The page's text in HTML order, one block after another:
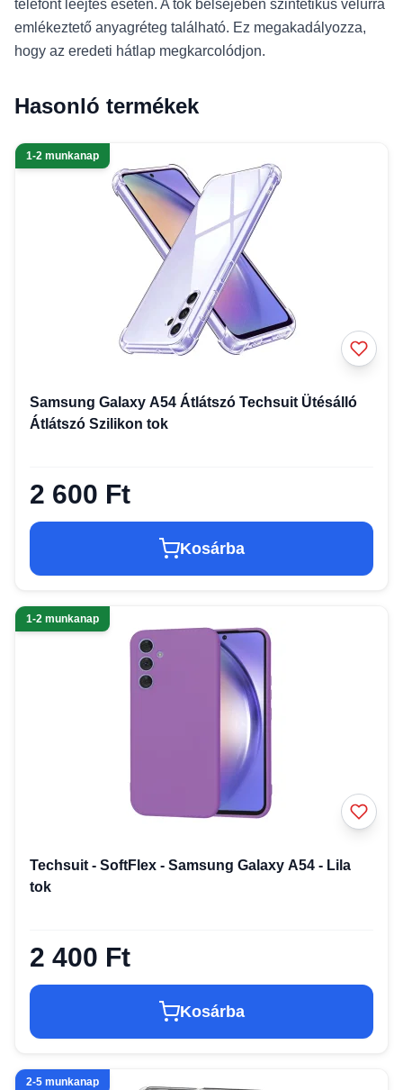
telefont leejtés esetén. A tok belsejében szintetikus velúrra
emlékeztető anyagréteg található. Ez megakadályozza,
hogy az eredeti hátlap megkarcolódjon.
Hasonló termékek
1-2 munkanap
Samsung Galaxy A54 Átlátszó Techsuit Ütésálló
Átlátszó Szilikon tok
2 600 Ft
Kosárba
1-2 munkanap
Techsuit - SoftFlex - Samsung Galaxy A54 - Lila
tok
2 400 Ft
Kosárba
2-5 munkanap